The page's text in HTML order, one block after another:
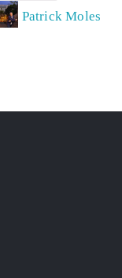
Patrick Moles